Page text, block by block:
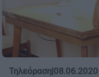
Τηλεόραση|